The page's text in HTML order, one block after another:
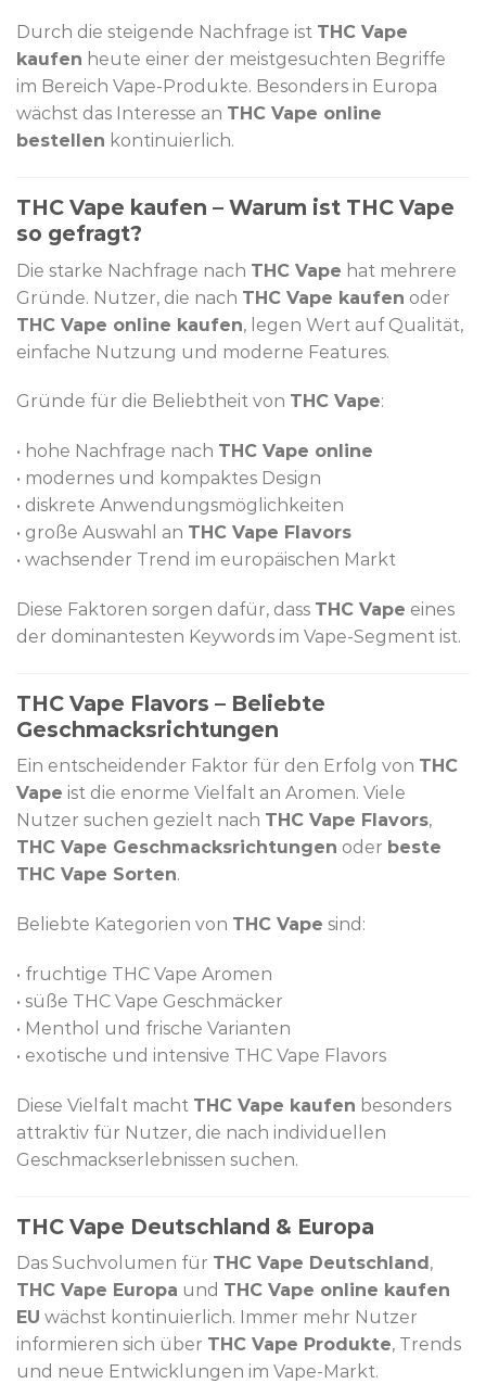
Durch die steigende Nachfrage ist THC Vape
kaufen heute einer der meistgesuchten Begriffe
im Bereich Vape-Produkte. Besonders in Europa
wächst das Interesse an THC Vape online
bestellen kontinuierlich.
THC Vape kaufen – Warum ist THC Vape
so gefragt?
Die starke Nachfrage nach THC Vape hat mehrere
Gründe. Nutzer, die nach THC Vape kaufen oder
THC Vape online kaufen, legen Wert auf Qualität,
einfache Nutzung und moderne Features.
Gründe für die Beliebtheit von THC Vape:
• hohe Nachfrage nach THC Vape online
• modernes und kompaktes Design
• diskrete Anwendungsmöglichkeiten
• große Auswahl an THC Vape Flavors
• wachsender Trend im europäischen Markt
Diese Faktoren sorgen dafür, dass THC Vape eines
der dominantesten Keywords im Vape-Segment ist.
THC Vape Flavors – Beliebte
Geschmacksrichtungen
Ein entscheidender Faktor für den Erfolg von THC
Vape ist die enorme Vielfalt an Aromen. Viele
Nutzer suchen gezielt nach THC Vape Flavors,
THC Vape Geschmacksrichtungen oder beste
THC Vape Sorten.
Beliebte Kategorien von THC Vape sind:
• fruchtige THC Vape Aromen
• süße THC Vape Geschmäcker
• Menthol und frische Varianten
• exotische und intensive THC Vape Flavors
Diese Vielfalt macht THC Vape kaufen besonders
attraktiv für Nutzer, die nach individuellen
Geschmackserlebnissen suchen.
THC Vape Deutschland & Europa
Das Suchvolumen für THC Vape Deutschland ,
THC Vape Europa und THC Vape online kaufen
EU wächst kontinuierlich. Immer mehr Nutzer
informieren sich über THC Vape Produkte, Trends
und neue Entwicklungen im Vape-Markt.